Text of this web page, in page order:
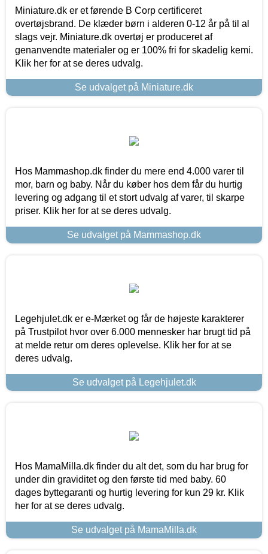
Miniature.dk er et førende B Corp certificeret
overtøjsbrand. De klæder børn i alderen 0-12 år på til al
slags vejr. Miniature.dk overtøj er produceret af
genanvendte materialer og er 100% fri for skadelig kemi.
Klik her for at se deres udvalg.
Se udvalget på Miniature.dk
Hos Mammashop.dk finder du mere end 4.000 varer til
mor, barn og baby. Når du køber hos dem får du hurtig
levering og adgang til et stort udvalg af varer, til skarpe
priser. Klik her for at se deres udvalg.
Se udvalget på Mammashop.dk
Legehjulet.dk er e-Mærket og får de højeste karakterer
på Trustpilot hvor over 6.000 mennesker har brugt tid på
at melde retur om deres oplevelse. Klik her for at se
deres udvalg.
Se udvalget på Legehjulet.dk
Hos MamaMilla.dk finder du alt det, som du har brug for
under din graviditet og den første tid med baby. 60
dages byttegaranti og hurtig levering for kun 29 kr. Klik
her for at se deres udvalg.
Se udvalget på MamaMilla.dk